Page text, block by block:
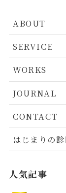
ABOUT
SERVICE
WORKS
JOURNAL
CONTACT
はじまりの
人気記事